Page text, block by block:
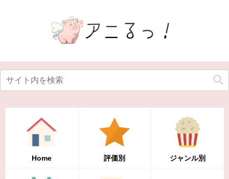
Home 評価別 ジャンル別